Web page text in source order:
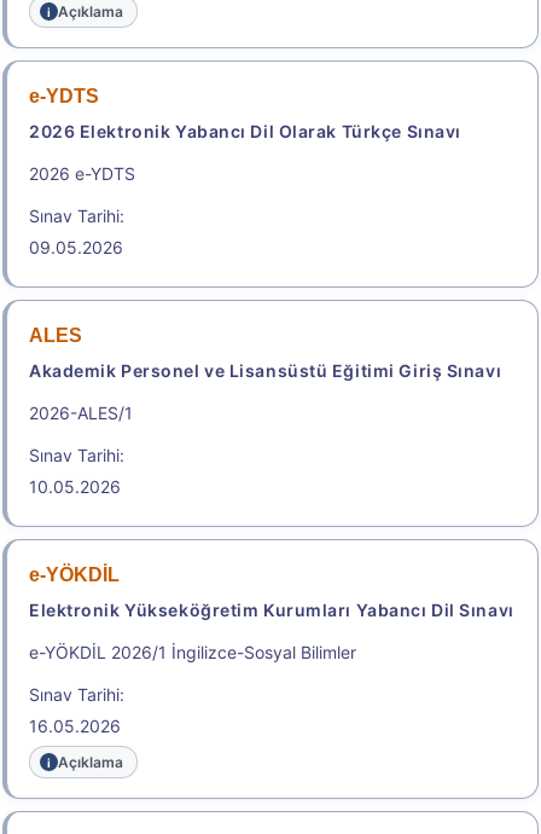
.Dönem
Diploma Denkliği İçin Seviye Tespit Sınavı
Sınav Tarihi: 23.08.2026
Başvuru Kılavuzu Aday Başvuru Formu
Aday İşlemleri Sistemi (AİS) Engelli Başvuru Kullanıcı
.2026-MEB-AGS (Akademi Giriş
Sınavı (AGS), Öğretmenlik Alan
Bilgisi Testi (ÖABT))
Millî Eğitim Bakanlığı Akademi Giriş Sınavı
Sonuç Tarihi: 26.08.2026
Açıklama
e-YDTS
2026 Elektronik Yabancı Dil Olarak Türkçe Sınavı
2026 e-YDTS
Sınav Tarihi:
09.05.2026
ALES
Akademik Personel ve Lisansüstü Eğitimi Giriş Sınavı
2026-ALES/1
Sınav Tarihi:
10.05.2026
e-YÖKDİL
Elektronik Yükseköğretim Kurumları Yabancı Dil Sınavı
e-YÖKDİL 2026/1 İngilizce-Sosyal Bilimler
Sınav Tarihi:
16.05.2026
Açıklama